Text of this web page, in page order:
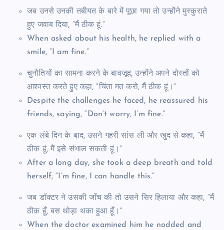
जब उनसे उनकी तबीयत के बारे में पूछा गया तो उन्होंने मुस्कुराते
हुए जवाब दिया, ”मैं ठीक हूं.”
When asked about his health, he replied with a
smile, “I am fine.”
चुनौतियों का सामना करने के बावजूद, उन्होंने अपने दोस्तों को
आश्वस्त करते हुए कहा, “चिंता मत करो, मैं ठीक हूं।”
Despite the challenges he faced, he reassured his
friends, saying, “Don’t worry, I’m fine.”
एक लंबे दिन के बाद, उसने गहरी सांस ली और खुद से कहा, “मैं
ठीक हूं, मैं इसे संभाल सकती हूं।”
After a long day, she took a deep breath and told
herself, “I’m fine, I can handle this.”
जब डॉक्टर ने उसकी जाँच की तो उसने सिर हिलाया और कहा, “मैं
ठीक हूँ, बस थोड़ा थका हुआ हूँ।”
When the doctor examined him he nodded and